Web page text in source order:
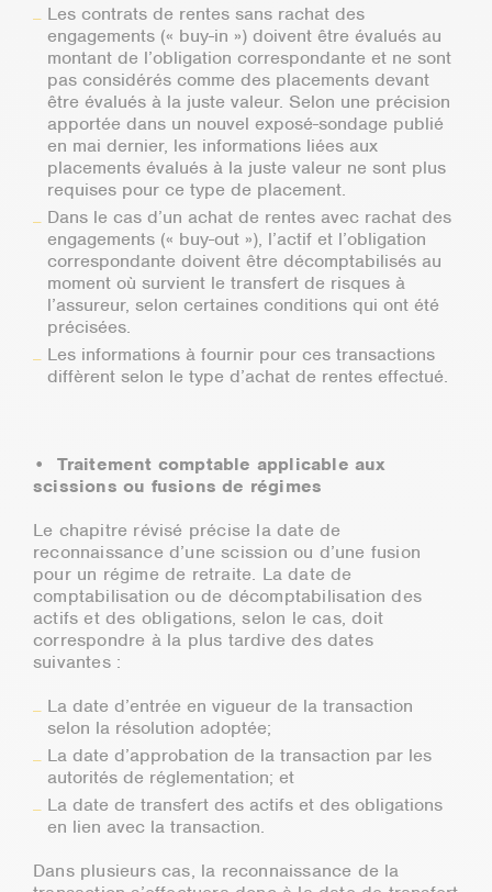
Les contrats de rentes sans rachat des
engagements (« buy-in ») doivent être évalués au
montant de l’obligation correspondante et ne sont
pas considérés comme des placements devant
être évalués à la juste valeur. Selon une précision
apportée dans un nouvel exposé-sondage publié
en mai dernier, les informations liées aux
placements évalués à la juste valeur ne sont plus
requises pour ce type de placement.
Dans le cas d’un achat de rentes avec rachat des
engagements (« buy-out »), l’actif et l’obligation
correspondante doivent être décomptabilisés au
moment où survient le transfert de risques à
l’assureur, selon certaines conditions qui ont été
précisées.
Les informations à fournir pour ces transactions
diffèrent selon le type d’achat de rentes effectué.
• Traitement comptable applicable aux
scissions ou fusions de régimes
Le chapitre révisé précise la date de
reconnaissance d’une scission ou d’une fusion
pour un régime de retraite. La date de
comptabilisation ou de décomptabilisation des
actifs et des obligations, selon le cas, doit
correspondre à la plus tardive des dates
suivantes :
La date d’entrée en vigueur de la transaction
selon la résolution adoptée;
La date d’approbation de la transaction par les
autorités de réglementation; et
La date de transfert des actifs et des obligations
en lien avec la transaction.
Dans plusieurs cas, la reconnaissance de la